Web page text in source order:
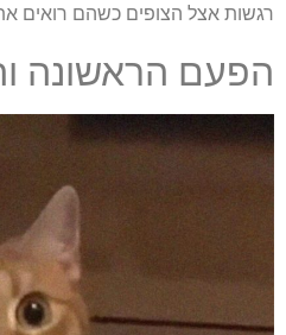
רגשות אצל הצופים כשהם רואים
הפעם הראשונה